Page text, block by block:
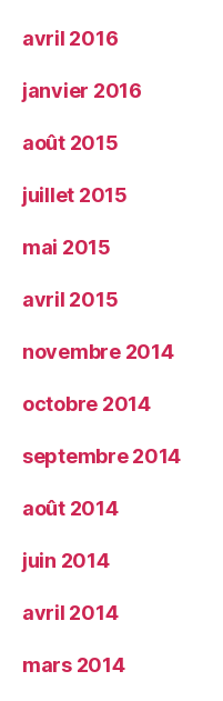
avril 2016
janvier 2016
août 2015
juillet 2015
mai 2015
avril 2015
novembre 2014
octobre 2014
septembre 2014
août 2014
juin 2014
avril 2014
mars 2014